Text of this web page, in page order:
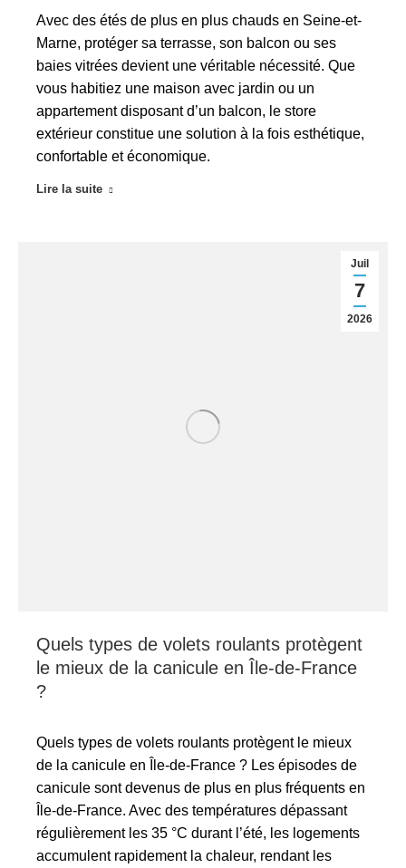
Avec des étés de plus en plus chauds en Seine-et-
Marne, protéger sa terrasse, son balcon ou ses
baies vitrées devient une véritable nécessité. Que
vous habitiez une maison avec jardin ou un
appartement disposant d’un balcon, le store
extérieur constitue une solution à la fois esthétique,
confortable et économique.
Lire la suite
Juil
7
2026
Quels types de volets roulants protègent
le mieux de la canicule en Île-de-France
?
Quels types de volets roulants protègent le mieux
de la canicule en Île-de-France ? Les épisodes de
canicule sont devenus de plus en plus fréquents en
Île-de-France. Avec des températures dépassant
régulièrement les 35 °C durant l’été, les logements
accumulent rapidement la chaleur, rendant les